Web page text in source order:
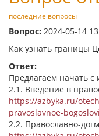
последние вопросы
Вопрос: 2024-05-14
Как узнать границы
Ответ:
Предлагаем начать с
2.1. Введение в
https://azbyka.ru/
pravoslavnoe-
2.2. Православно-